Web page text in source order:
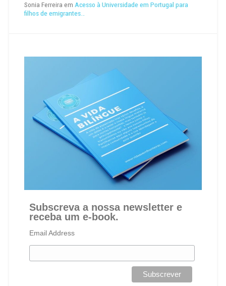
Sonia Ferreira em Acesso à Universidade em Portugal para
filhos de emigrantes…
Subscreva a nossa newsletter e
receba um e-book.
Email Address